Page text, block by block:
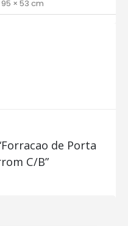
× 53 cm
de Porta
C/B”